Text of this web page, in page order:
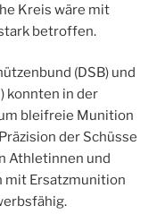
Kreis wäre mit
betroffen.
(DSB) und
konnten in der
bleifreie Munition
der Schüsse
Athletinnen und
mit Ersatzmunition